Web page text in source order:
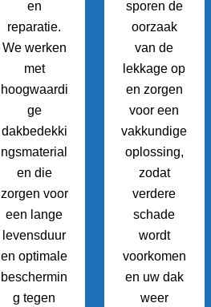
en
reparatie.
We werken
met
hoogwaardi
ge
dakbedekki
ngsmaterial
en die
zorgen voor
een lange
levensduur
en optimale
beschermin
g tegen
sporen de
oorzaak
van de
lekkage op
en zorgen
voor een
vakkundige
oplossing,
zodat
verdere
schade
wordt
voorkomen
en uw dak
weer